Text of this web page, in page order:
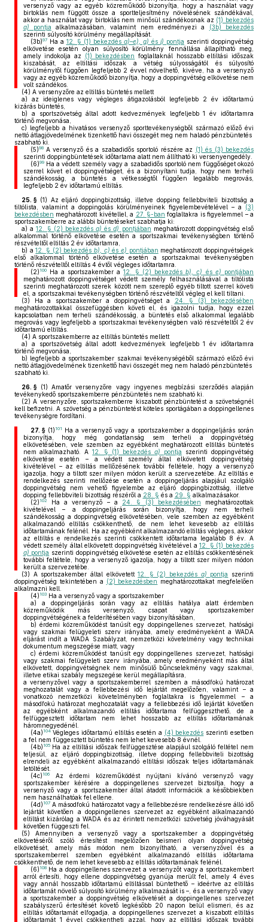
versenyző vagy az egyéb közreműködő bizonyítja, hogy a használat vagy
birtoklás nem függött össze a sportteljesítmény növelésének szándékával,
akkor a használat vagy birtoklás nem minősül szándékosnak az (1) bekezdés
a) pontja alkalmazásában, valamint nem eredményezi a
(3b) bekezdés
szerinti súlyosító körülmény megállapítását.
(3b)97Ha a 12. § (1) bekezdés a)–e), g) és j) pontja szerinti doppingvétség
elkövetése esetén olyan súlyosító körülmény fennállása állapítható meg,
amely indokolja az
(1) bekezdésben foglaltaknál hosszabb eltiltási időszak
kiszabását, az eltiltási időszak a vétség súlyosságától és súlyosító
körülménytől függően legfeljebb 2 évvel növelhető, kivéve, ha a versenyző
vagy az egyéb közreműködő bizonyítja, hogy a doppingvétség elkövetése nem
volt szándékos.
(4) A versenyzőre az eltiltás büntetés mellett
a) az ideiglenes vagy végleges átigazolásból legfeljebb 2 év időtartamú
kizárás büntetés,
b) a sportszövetség által adott kedvezmények legfeljebb 1 év időtartamra
történő megvonása,
c) legfeljebb a hivatásos versenyző sporttevékenységből származó előző évi
nettó átlagjövedelmének tizenkettő havi összegét meg nem haladó pénzbüntetés
szabható ki.
(5)98A versenyző és a szabadidős sportoló részére az (1) és (3) bekezdés
szerinti doppingbüntetések időtartama alatt nem állítható ki versenyengedély.
(6)99Ha a védett személy vagy a szabadidős sportoló nem függőséget okozó
szerrel követ el doppingvétséget, és a bizonyítani tudja, hogy nem terheli
szándékosság, a büntetés a vétkességtől függően legalább megrovás,
legfeljebb 2 év időtartamú eltiltás.
25. § (1) Az eljáró doppingbizottság, illetve dopping fellebbviteli bizottság a
tiltólista, valamint a doppingolás körülményeinek figyelembevételével – a (3)
bekezdésben meghatározott kivétellel, a 27. §-ban foglaltakra is figyelemmel – a
sportszakemberre az alábbi büntetéseket szabhatja ki:
a) a12. § (2) bekezdésa) ésd) pontjában meghatározott doppingvétség első
alkalommal történő elkövetése esetén a sportszakmai tevékenységben történő
részvételtől eltiltás 2 év időtartamra,
b) a12. § (2) bekezdésb), c) ése) pontjában meghatározott doppingvétségek
első alkalommal történő elkövetése esetén a sportszakmai tevékenységben
történő részvételtől eltiltás 4 évtől végleges időtartamra.
(2) 100Ha a sportszakember a12. § (2) bekezdésb), c) és e) pontjában
meghatározott doppingvétséget védett személy felhasználásával a tiltólista
szerinti meghatározott szerek között nem szereplő egyéb tiltott szerrel követi
el, a sportszakmai tevékenységben történő részvételtől végleg el kell tiltani.
(3) Ha a sportszakember a doppingvétséget a
24. § (3) bekezdésében
meghatározottakkal összefüggésben követi el, és igazolni tudja, hogy ezzel
kapcsolatban nem terheli szándékosság, a büntetés első alkalommal legalább
megrovás vagy legfeljebb a sportszakmai tevékenységben való részvételtől 2 év
időtartamú eltiltás.
(4) A sportszakemberre az eltiltás büntetés mellett
a) a sportszövetség által adott kedvezmények legfeljebb 1 év időtartamra
történő megvonása,
b) legfeljebb a sportszakember szakmai tevékenységéből származó előző évi
nettó átlagjövedelmének tizenkettő havi összegét meg nem haladó pénzbüntetés
szabható ki.
26. § (1) Amatőr versenyzőre vagy ingyenes megbízási szerződés alapján
tevékenykedő sportszakemberre pénzbüntetés nem szabható ki.
(2) A versenyzőre, sportszakemberre kiszabott pénzbüntetést a szövetségnél
kell befizetni. A szövetség a pénzbüntetést köteles sportágában a doppingellenes
tevékenységre fordítani.
27. §(1) 101
Ha a versenyző vagy a sportszakember a doppingeljárás során
bizonyítja, hogy még gondatlanság sem terheli a doppingvétség
elkövetésében, vele szemben az egyébként meghatározott eltiltás büntetés
nem alkalmazható. A12. § (1) bekezdésa) pontja szerinti doppingvétség
elkövetése esetén – a védett személy által elkövetett doppingvétség
kivételével – az eltiltás mellőzésének további feltétele, hogy a versenyző
igazolja, hogy a tiltott szer milyen módon került a szervezetébe. Az eltiltás e
rendelkezés szerinti mellőzése esetén a doppingeljárás alapjául szolgáló
doppingvétség nem vehető figyelembe az eljáró doppingbizottság, illetve
dopping fellebbviteli bizottság részéről a 28. § és a 29. § alkalmazásakor.
(2) 102 Ha a versenyző – a 24. § (3) bekezdésében meghatározottak
kivételével – a doppingeljárás során bizonyítja, hogy nem terheli
szándékosság a doppingvétség elkövetésében, vele szemben az egyébként
alkalmazandó eltiltás csökkenthető, de nem lehet kevesebb az eltiltás
időtartamának felénél. Ha az egyébként alkalmazandó eltiltás végleges, akkor
az eltiltás e rendelkezés szerinti csökkentett időtartama legalább 8 év. A
védett személy által elkövetett doppingvétség kivételével a12. § (1) bekezdés
a) pontja szerinti doppingvétség elkövetése esetén az eltiltás csökkentésének
további feltétele, hogy a versenyző igazolja, hogy a tiltott szer milyen módon
került a szervezetébe.
(3) A sportszakember által elkövetett12. § (2) bekezdés a) pontja
szerinti
doppingvétség tekintetében a (2) bekezdésben meghatározottakat megfelelően
alkalmazni kell.
(4) 103Ha a versenyző vagy a sportszakember
a) a doppingeljárás során vagy az eltiltás hatálya alatt érdemben
közreműködik más versenyző, csapat vagy sportszakember
doppingvétségének a felderítésében vagy bizonyításában,
b) érdemi közreműködést tanúsít egy doppingellenes szervezet, hatósági
vagy szakmai felügyeleti szerv irányába, amely eredményeként a WADA
eljárást indít a WADA Szabályzat, nemzetközi követelmény vagy technikai
dokumentum megszegése miatt, vagy
c) érdemi közreműködést tanúsít egy doppingellenes szervezet, hatósági
vagy szakmai felügyeleti szerv irányába, amely eredményeként más által
elkövetett, doppingvétségnek nem minősülő bűncselekmény vagy szakmai,
illetve etikai szabály megszegése kerül megállapításra,
a versenyzővel vagy a sportszakemberrel szemben a másodfokú határozat
meghozatalát vagy a fellebbezési idő lejártát megelőzően, valamint – a
vonatkozó nemzetközi követelményben foglaltakra is figyelemmel – a
másodfokú határozat meghozatalát vagy a fellebbezési idő lejártát követően
az egyébként alkalmazandó eltiltás időtartama felfüggeszthető, de a
felfüggesztett időtartam nem lehet hosszabb az eltiltás időtartamának
háromnegyedénél.
(4a) 104Végleges időtartamú eltiltás esetén a (4) bekezdés szerinti esetben
a fel nem függesztett büntetés nem lehet kevesebb 8 évnél.
(4b) 105Ha az eltiltási időszak felfüggesztése alapjául szolgáló feltétel nem
teljesül, az eljáró doppingbizottság, illetve dopping fellebbviteli bizottság
elrendeli az egyébként alkalmazandó eltiltási időszak teljes időtartamának
letöltését.
(4c) 106Az érdemi közreműködést nyújtani kívánó versenyző vagy
sportszakember kérésére a doppingellenes szervezet biztosítja, hogy a
versenyző vagy a sportszakember által átadott információk a későbbiekben
nem használhatóak fel ellene.
(4d) 107A másodfokú határozatot vagy a fellebbezésre rendelkezésre álló idő
lejártát követően a doppingellenes szervezet az egyébként alkalmazandó
eltiltást kizárólag a WADA és az érintett nemzetközi szövetség jóváhagyását
követően függeszti fel.
(5) Amennyiben a versenyző vagy a sportszakember a doppingvétség
elkövetéséről szóló értesítést megelőzően beismeri olyan doppingvétség
elkövetését, amely más módon nem bizonyítható, a versenyzővel és a
sportszakemberrel szemben egyébként alkalmazandó eltiltás időtartama
csökkenthető, de nem lehet kevesebb az eltiltás időtartamának felénél.
(6) 108Ha a doppingellenes szervezet a versenyzőt vagy a sportszakembert
arról értesíti, hogy ellene doppingvétség gyanúja merült fel, amely 4 éves
vagy annál hosszabb időtartamú eltiltással büntethető – ideértve az eltiltás
időtartamát növelő súlyosító körülmény alkalmazását is –, és a versenyző vagy
a sportszakember a doppingvétség elkövetését a doppingellenes szervezet
szabályszerű értesítését követő legkésőbb 20 napon belül elismeri, és az
eltiltás időtartamát elfogadja, a doppingellenes szervezet a kiszabott eltiltás
időtartamát 1 évvel csökkentheti azzal, hogy az eltiltási időszak további